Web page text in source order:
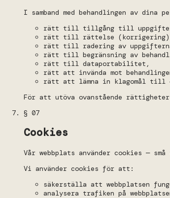
I samband med behandlingen av
rätt till tillgång till
rätt till rättelse (korrigering)
rätt till radering av
rätt till begränsning av
rätt till dataportabilitet,
rätt att invända mot
rätt att lämna in klagomål till
För att utöva ovanstående
§ 07
Cookies
Vår webbplats använder cookies —
Vi använder cookies för att:
säkerställa att webbplatsen
analysera trafiken på